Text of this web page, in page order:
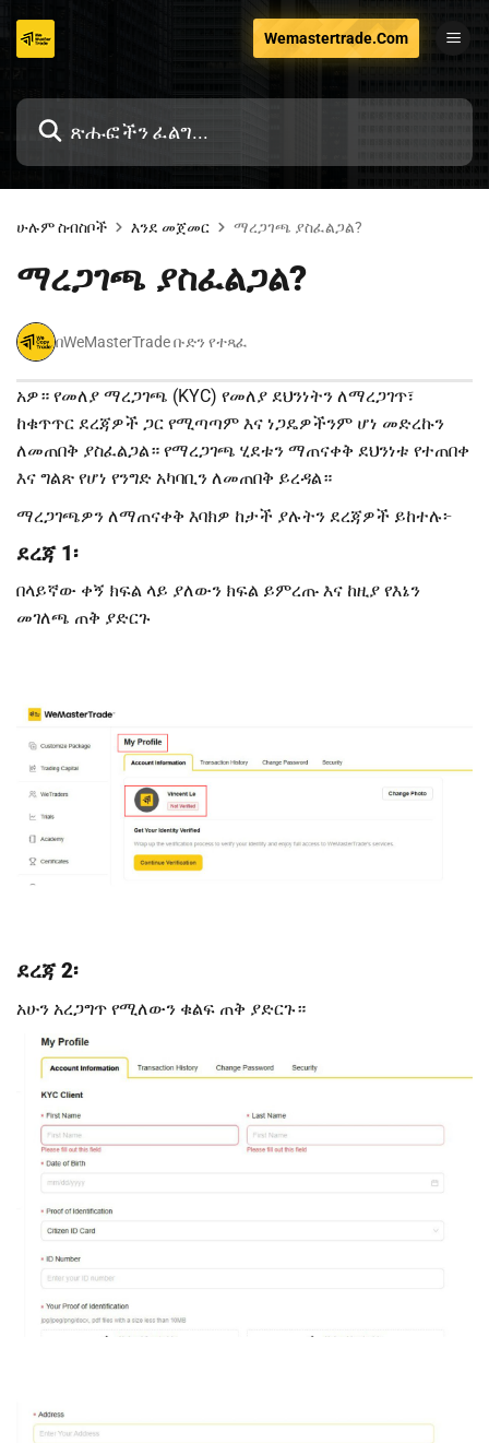
ይዘቱ
Wemastertrade.Com
ሁሉም ስብስቦች እንደ መጀመር ማረጋገጫ ያስፈልጋል?
ማረጋገጫ ያስፈልጋል?
በWeMasterTrade ቡድን የተጻፈ
አዎ። የመለያ ማረጋገጫ (KYC) የመለያ ደህንነትን ለማረጋገጥ፣
ከቁጥጥር ደረጃዎች ጋር የሚጣጣም እና ነጋዴዎችንም ሆነ መድረኩን
ለመጠበቅ ያስፈልጋል። የማረጋገጫ ሂደቱን ማጠናቀቅ ደህንነቱ የተጠበቀ
እና ግልጽ የሆነ የንግድ አካባቢን ለመጠበቅ ይረዳል።
ማረጋገጫዎን ለማጠናቀቅ እባክዎ ከታች ያሉትን ደረጃዎች ይከተሉ፦
ደረጃ 1፡
በላይኛው ቀኝ ክፍል ላይ ያለውን ክፍል ይምረጡ እና ከዚያ የእኔን
መገለጫ ጠቅ ያድርጉ
ደረጃ 2፡
አሁን አረጋግጥ የሚለውን ቁልፍ ጠቅ ያድርጉ።